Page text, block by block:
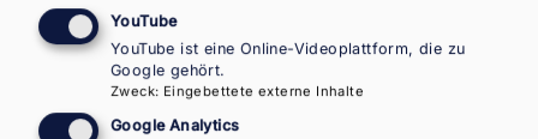
YouTube
YouTube ist eine Online-Videoplattform, die zu
Google gehört.
Zweck: Eingebettete externe Inhalte
Google Analytics